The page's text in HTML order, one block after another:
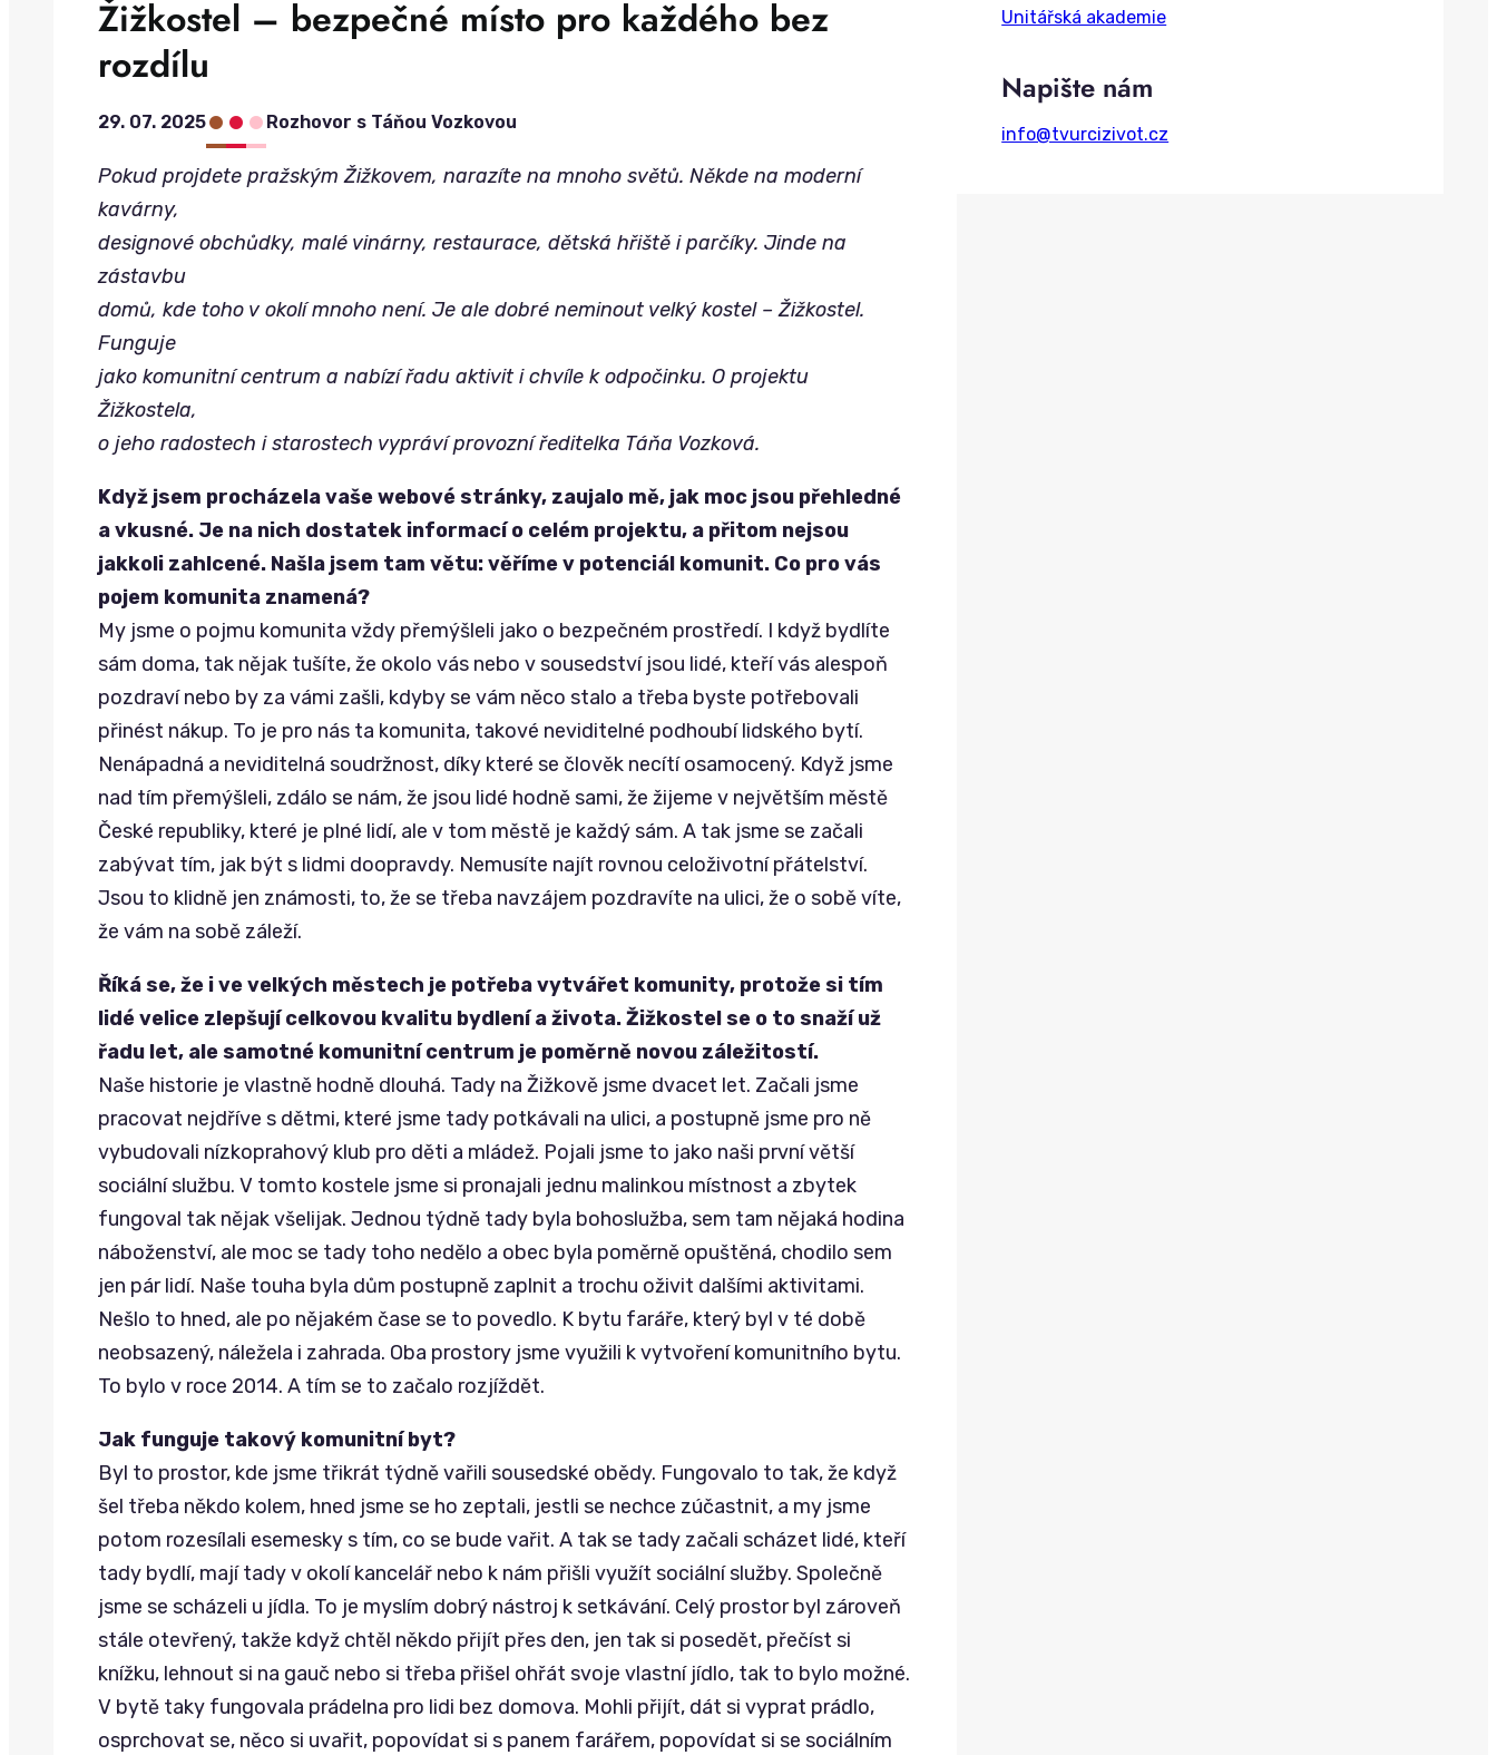
Žižkostel – bezpečné místo pro každého bez
rozdílu
29. 07. 2025••• Rozhovor s Táňou Vozkovou
Pokud projdete pražským Žižkovem, narazíte na mnoho světů. Někde na moderní
kavárny,
designové obchůdky, malé vinárny, restaurace, dětská hřiště i parčíky. Jinde na
zástavbu
domů, kde toho v okolí mnoho není. Je ale dobré neminout velký kostel – Žižkostel.
Funguje
jako komunitní centrum a nabízí řadu aktivit i chvíle k odpočinku. O projektu
Žižkostela,
o jeho radostech i starostech vypráví provozní ředitelka Táňa Vozková.
Když jsem procházela vaše webové stránky, zaujalo mě, jak moc jsou přehledné
a vkusné. Je na nich dostatek informací o celém projektu, a přitom nejsou
jakkoli zahlcené. Našla jsem tam větu: věříme v potenciál komunit. Co pro vás
pojem komunita znamená?
My jsme o pojmu komunita vždy přemýšleli jako o bezpečném prostředí. I když bydlíte
sám doma, tak nějak tušíte, že okolo vás nebo v sousedství jsou lidé, kteří vás alespoň
pozdraví nebo by za vámi zašli, kdyby se vám něco stalo a třeba byste potřebovali
přinést nákup. To je pro nás ta komunita, takové neviditelné podhoubí lidského bytí.
Nenápadná a neviditelná soudržnost, díky které se člověk necítí osamocený. Když jsme
nad tím přemýšleli, zdálo se nám, že jsou lidé hodně sami, že žijeme v největším městě
České republiky, které je plné lidí, ale v tom městě je každý sám. A tak jsme se začali
zabývat tím, jak být s lidmi doopravdy. Nemusíte najít rovnou celoživotní přátelství.
Jsou to klidně jen známosti, to, že se třeba navzájem pozdravíte na ulici, že o sobě víte,
že vám na sobě záleží.
Říká se, že i ve velkých městech je potřeba vytvářet komunity, protože si tím
lidé velice zlepšují celkovou kvalitu bydlení a života. Žižkostel se o to snaží už
řadu let, ale samotné komunitní centrum je poměrně novou záležitostí.
Naše historie je vlastně hodně dlouhá. Tady na Žižkově jsme dvacet let. Začali jsme
pracovat nejdříve s dětmi, které jsme tady potkávali na ulici, a postupně jsme pro ně
vybudovali nízkoprahový klub pro děti a mládež. Pojali jsme to jako naši první větší
sociální službu. V tomto kostele jsme si pronajali jednu malinkou místnost a zbytek
fungoval tak nějak všelijak. Jednou týdně tady byla bohoslužba, sem tam nějaká hodina
náboženství, ale moc se tady toho nedělo a obec byla poměrně opuštěná, chodilo sem
jen pár lidí. Naše touha byla dům postupně zaplnit a trochu oživit dalšími aktivitami.
Nešlo to hned, ale po nějakém čase se to povedlo. K bytu faráře, který byl v té době
neobsazený, náležela i zahrada. Oba prostory jsme využili k vytvoření komunitního bytu.
To bylo v roce 2014. A tím se to začalo rozjíždět.
Jak funguje takový komunitní byt?
Byl to prostor, kde jsme třikrát týdně vařili sousedské obědy. Fungovalo to tak, že když
šel třeba někdo kolem, hned jsme se ho zeptali, jestli se nechce zúčastnit, a my jsme
potom rozesílali esemesky s tím, co se bude vařit. A tak se tady začali scházet lidé, kteří
tady bydlí, mají tady v okolí kancelář nebo k nám přišli využít sociální služby. Společně
jsme se scházeli u jídla. To je myslím dobrý nástroj k setkávání. Celý prostor byl zároveň
stále otevřený, takže když chtěl někdo přijít přes den, jen tak si posedět, přečíst si
knížku, lehnout si na gauč nebo si třeba přišel ohřát svoje vlastní jídlo, tak to bylo možné.
V bytě taky fungovala prádelna pro lidi bez domova. Mohli přijít, dát si vyprat prádlo,
osprchovat se, něco si uvařit, popovídat si s panem farářem, popovídat si se sociálním
h
Unitářská akademie
Napište nám
info@tvurcizivot.cz